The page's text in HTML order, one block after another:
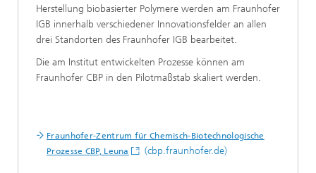
Herstellung biobasierter Polymere werden am Fraunhofer
IGB innerhalb verschiedener Innovationsfelder an allen
drei Standorten des Fraunhofer IGB bearbeitet.
Die am Institut entwickelten Prozesse können am
Fraunhofer CBP in den Pilotmaßstab skaliert werden.
Fraunhofer-Zentrum für Chemisch-Biotechnologische
Prozesse CBP, Leuna
(cbp.fraunhofer.de)